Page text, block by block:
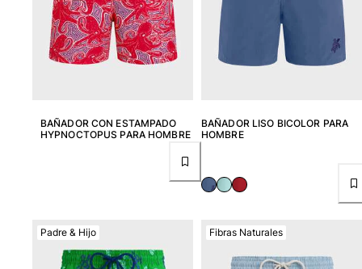
Ver todo Joyería y Relojes
Colaboraciones
LAS PLAYAS VILEBREQUIN
Tarjeta Regalo
BAÑADOR CON ESTAMPADO
HYPNOCTOPUS PARA HOMBRE
BAÑADOR LISO BICOLOR PARA
HOMBRE
Padre & Hijo Fibras Naturales